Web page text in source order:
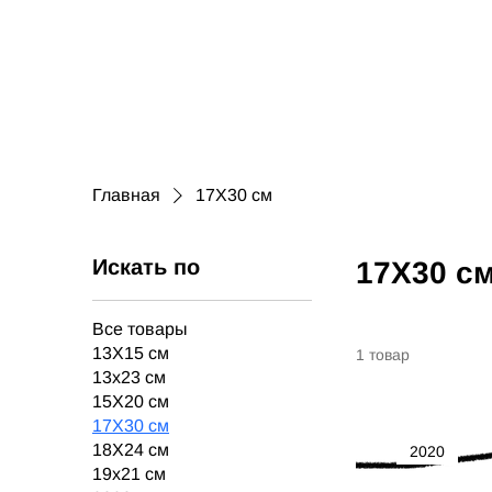
Главная 17X30 см
Искать по
Все товары
13X15 см
13x23 см
15Х20 см
17X30 см
18X24 см
19x21 см
17X30
1 товар
2020